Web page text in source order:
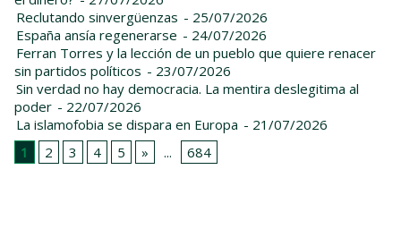
Reclutando sinvergüenzas - 25/07/2026
España ansía regenerarse - 24/07/2026
Ferran Torres y la lección de un pueblo que quiere renacer
sin partidos políticos - 23/07/2026
Sin verdad no hay democracia. La mentira deslegitima al
poder - 22/07/2026
La islamofobia se dispara en Europa - 21/07/2026
1
2 3 4 5 » ... 684